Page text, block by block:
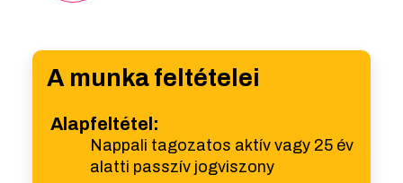
A munka feltételei
Alapfeltétel:
Nappali tagozatos aktív vagy 25 év
alatti passzív jogviszony